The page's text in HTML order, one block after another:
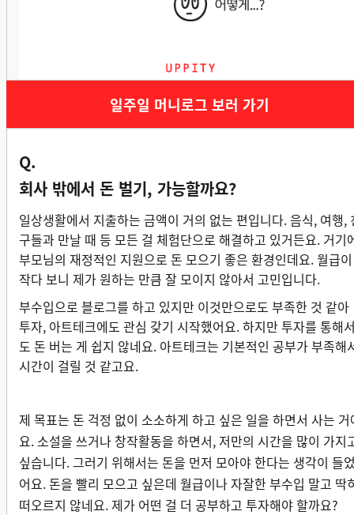
일주일 머니로그 보러 가기
Q.
회사 밖에서 돈 벌기, 가능할까요?
일상생활에서 지출하는 금액이 거의 없는 편입니다. 음식, 여행,
구들과 만날 때 등 모든 걸 체험단으로 해결하고 있거든요. 거기
부모님의 재정적인 지원으로 돈 모으기 좋은 환경인데요. 월급이
작다 보니 제가 원하는 만큼 잘 모이지 않아서 고민입니다.
부수입으로 블로그를 하고 있지만 이것만으로도 부족한 것 같아
투자, 아트테크에도 관심 갖기 시작했어요. 하지만 투자를 통해
도 돈 버는 게 쉽지 않네요. 아트테크는 기본적인 공부가 부족해
시간이 걸릴 것 같고요.
제 목표는 돈 걱정 없이 소소하게 하고 싶은 일을 하면서 사는 거
요. 소설을 쓰거나 창작활동을 하면서, 저만의 시간을 많이 가지
싶습니다. 그러기 위해서는 돈을 먼저 모아야 한다는 생각이 들
어요. 돈을 빨리 모으고 싶은데 월급이나 자잘한 부수입 말고 딱
떠오르지 않네요. 제가 어떤 걸 더 공부하고 투자해야 할까요?